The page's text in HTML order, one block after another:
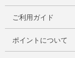
ご利用ガイド
ポイントについて